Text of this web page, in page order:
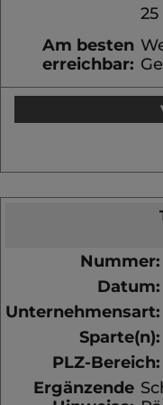
Am besten
erreichbar:
Nummer:
Datum:
Unternehmensart:
Sparte(n):
PLZ-Bereich:
Ergänzende